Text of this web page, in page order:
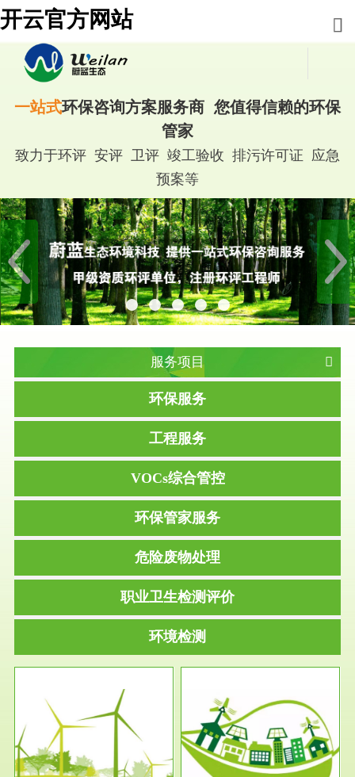
开云官方网站
一站式环保咨询方案服务商 您值得信赖的环保
管家
致力于环评 安评 卫评 竣工验收 排污许可证 应急
预案等
服务项目
环保服务
工程服务
VOCs综合管控
环保管家服务
危险废物处理
职业卫生检测评价
环境检测
服务范围
环保竣工验收